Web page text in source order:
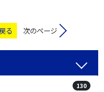
る 次のページ
130